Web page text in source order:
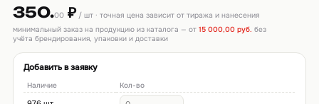
350.00₽/ шт · точная цена зависит от тиража и нанесения
минимальный заказ на продукцию из каталога — от 15 000,00 руб. без
учёта брендирования, упаковки и доставки
Добавить в заявку
Наличие Кол-во